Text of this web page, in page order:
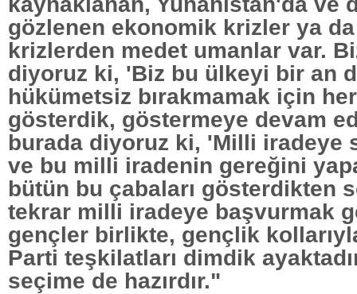
gözlenen ekonomik krizler ya
krizlerden medet umanlar var.
diyoruz ki, 'Biz bu ülkeyi bir an
hükümetsiz bırakmamak için
gösterdik, göstermeye devam
burada diyoruz ki, 'Milli iradeye
ve bu milli iradenin gereğini
bütün bu çabaları gösterdikten
tekrar milli iradeye başvurmak
gençler birlikte, gençlik
Parti teşkilatları dimdik
seçime de hazırdır."